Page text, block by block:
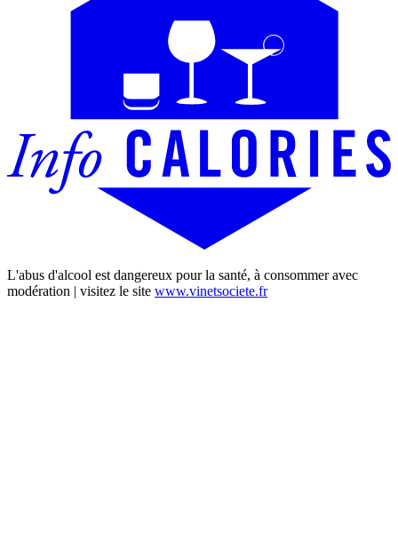
L'abus d'alcool est dangereux pour la santé, à consommer avec
modération | visitez le site www.vinetsociete.fr